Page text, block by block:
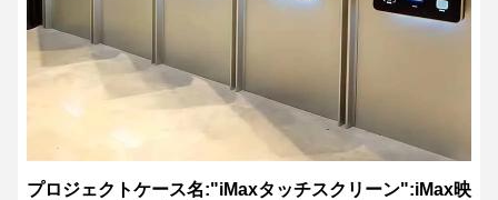
プロジェクトケース名:"iMaxタッチスクリーン":iMax映